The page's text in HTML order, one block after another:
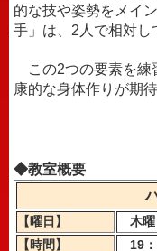
的な技や姿勢をメイ
手」は、2人で相対し
この2つの要素を練
康的な身体作りが期
◆教室概要
【曜日】
木曜
【時間】
19：